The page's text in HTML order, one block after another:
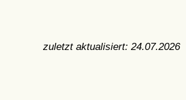
zuletzt aktualisiert: 24.07.2026